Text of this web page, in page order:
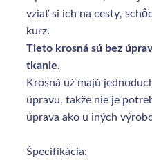
vziať si ich na cesty,
kurz.
Tieto krosná sú bez
tkanie.
Krosná už majú
úpravu, takže nie je
úprava ako u iných
Špecifikácia: